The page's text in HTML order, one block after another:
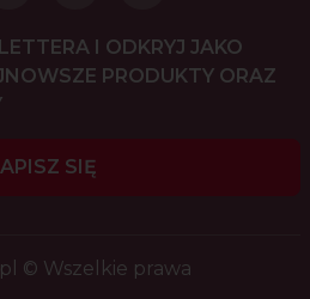
I ODKRYJ JAKO
PRODUKTY ORAZ
SIĘ
© Wszelkie prawa